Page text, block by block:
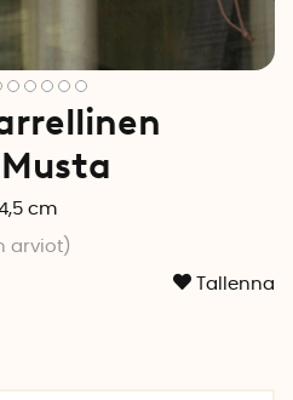
cm
arviot )
Tallenna